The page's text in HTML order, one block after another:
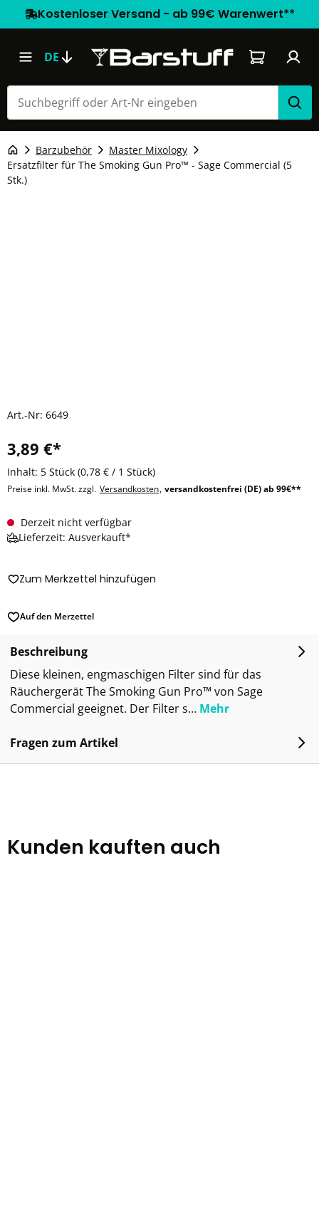
Kostenloser Versand - ab 99€ Warenwert**
DE Warenkorb
Barzubehör
Master Mixology
Ersatzfilter für The Smoking Gun Pro™ - Sage Commercial (5
Stk.)
Art.-Nr: 6649
3,89 €*
Inhalt: 5 Stück (0,78 € / 1 Stück)
Preise inkl. MwSt. zzgl. Versandkosten, versandkostenfrei (DE) ab 99€**
Derzeit nicht verfügbar
Lieferzeit: Ausverkauft*
Zum Merkzettel hinzufügen
Auf den Merzettel
Beschreibung
Diese kleinen, engmaschigen Filter sind für das
Räuchergerät The Smoking Gun Pro™ von Sage
Commercial geeignet. Der Filter s… Mehr
Fragen zum Artikel
Kunden kauften auch